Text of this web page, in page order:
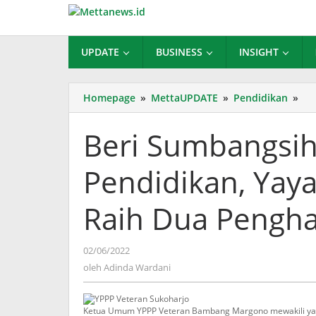
konten
UPDATE BUSINESS INSIGHT
Homepage » MettaUPDATE » Pendidikan »
di
Beri
Pendidikan,
Raih Dua
02/06/2022
Adinda
oleh Adinda Wardani
Ketua Umum YPPP Veteran Bambang Margono mewakili